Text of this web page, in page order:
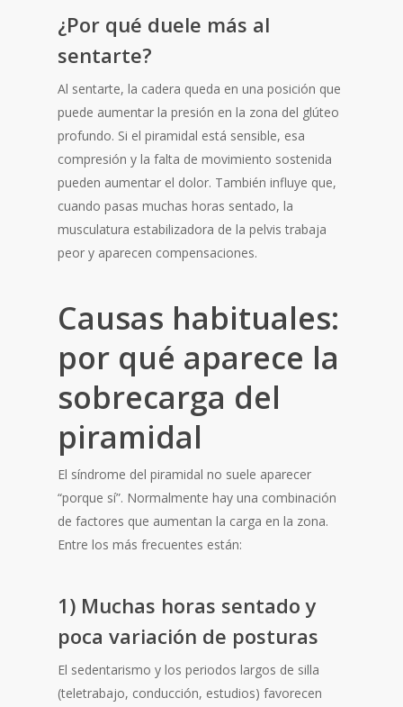
¿Por qué duele más al
sentarte?
Al sentarte, la cadera queda en una posición que
puede aumentar la presión en la zona del glúteo
profundo. Si el piramidal está sensible, esa
compresión y la falta de movimiento sostenida
pueden aumentar el dolor. También influye que,
cuando pasas muchas horas sentado, la
musculatura estabilizadora de la pelvis trabaja
peor y aparecen compensaciones.
Causas habituales:
por qué aparece la
sobrecarga del
piramidal
El síndrome del piramidal no suele aparecer
“porque sí”. Normalmente hay una combinación
de factores que aumentan la carga en la zona.
Entre los más frecuentes están:
1) Muchas horas sentado y
poca variación de posturas
El sedentarismo y los periodos largos de silla
(teletrabajo, conducción, estudios) favorecen